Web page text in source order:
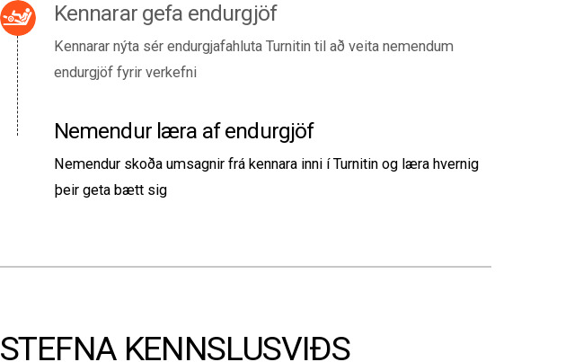
Kennarar gefa endurgjöf
Kennarar nýta sér endurgjafahluta Turnitin til að veita nemendum
endurgjöf fyrir verkefni
Nemendur læra af endurgjöf
Nemendur skoða umsagnir frá kennara inni í Turnitin og læra hvernig
þeir geta bætt sig
STEFNA KENNSLUSVIÐS